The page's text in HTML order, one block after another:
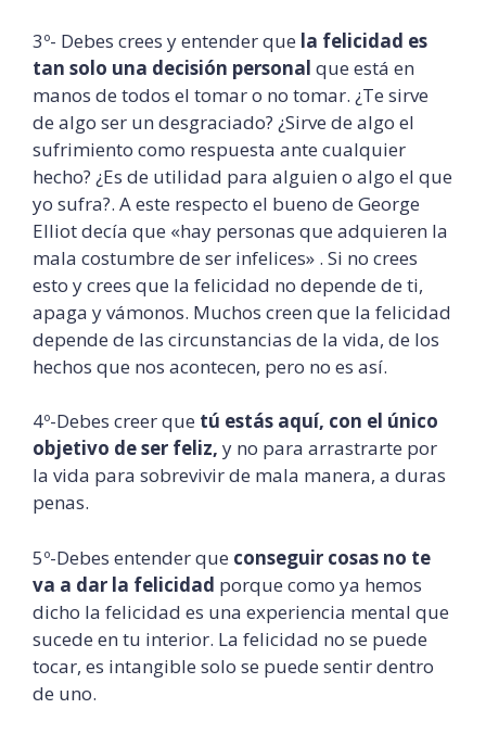
3º- Debes crees y entender que la felicidad es
tan solo una decisión personal que está en
manos de todos el tomar o no tomar. ¿Te sirve
de algo ser un desgraciado? ¿Sirve de algo el
sufrimiento como respuesta ante cualquier
hecho? ¿Es de utilidad para alguien o algo el que
yo sufra?. A este respecto el bueno de George
Elliot decía que «hay personas que adquieren la
mala costumbre de ser infelices» . Si no crees
esto y crees que la felicidad no depende de ti,
apaga y vámonos. Muchos creen que la felicidad
depende de las circunstancias de la vida, de los
hechos que nos acontecen, pero no es así.
4º-Debes creer que tú estás aquí, con el único
objetivo de ser feliz, y no para arrastrarte por
la vida para sobrevivir de mala manera, a duras
penas.
5º-Debes entender que conseguir cosas no te
va a dar la felicidad porque como ya hemos
dicho la felicidad es una experiencia mental que
sucede en tu interior. La felicidad no se puede
tocar, es intangible solo se puede sentir dentro
de uno.